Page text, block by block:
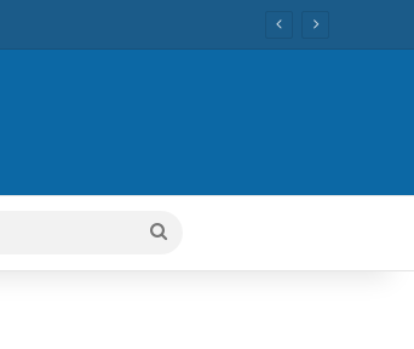
Procurar
por